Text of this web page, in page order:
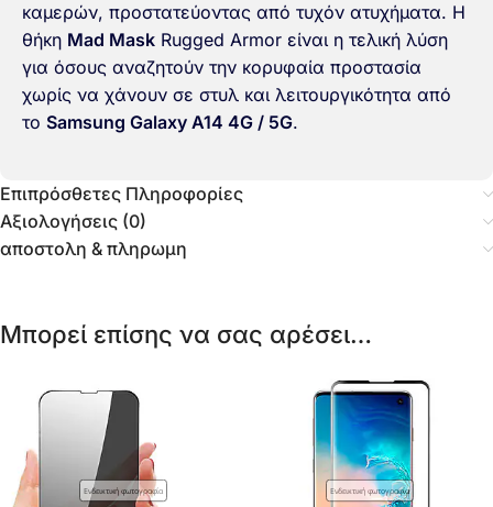
καμερών, προστατεύοντας από τυχόν ατυχήματα. Η
θήκη Mad Mask Rugged Armor είναι η τελική λύση
για όσους αναζητούν την κορυφαία προστασία
χωρίς να χάνουν σε στυλ και λειτουργικότητα από
το Samsung Galaxy A14 4G / 5G.
Επιπρόσθετες Πληροφορίες
Αξιολογήσεις (0)
αποστολη & πληρωμη
Μπορεί επίσης να σας αρέσει…
Ενδεικτική φωτογραφία Ενδεικτική φωτογραφία